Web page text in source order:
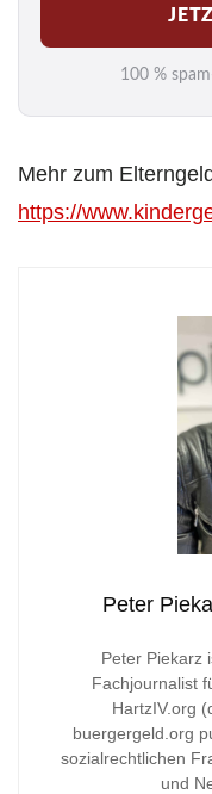
100 %
Mehr zum
https://
Peter
Peter Piekarz
Fachjournalist
HartzIV.org
buergergeld.org
sozialrechtlichen
und